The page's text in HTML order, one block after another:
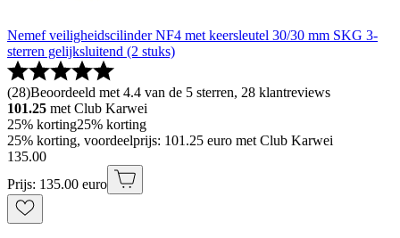
Nemef veiligheidscilinder NF4 met keersleutel 30/30 mm SKG 3-
sterren gelijksluitend (2 stuks)
(28)Beoordeeld met 4.4 van de 5 sterren, 28 klantreviews
101.25 met Club Karwei
25% korting25% korting
25% korting, voordeelprijs: 101.25 euro met Club Karwei
135.00
Prijs: 135.00 euro